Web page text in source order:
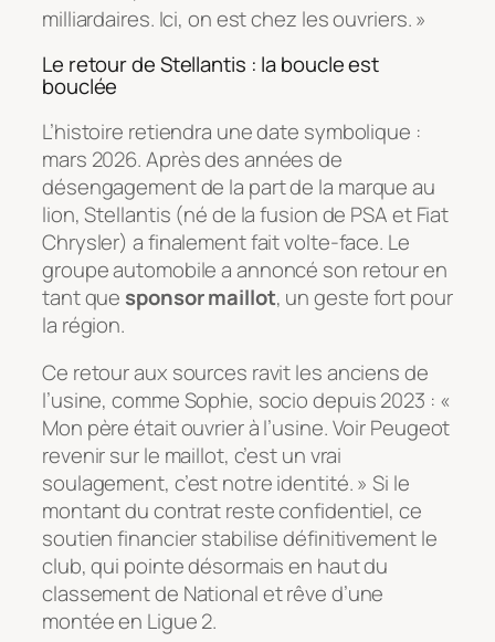
milliardaires. Ici, on est chez les ouvriers. »
Le retour de Stellantis : la boucle est
bouclée
L’histoire retiendra une date symbolique :
mars 2026. Après des années de
désengagement de la part de la marque au
lion, Stellantis (né de la fusion de PSA et Fiat
Chrysler) a finalement fait volte-face. Le
groupe automobile a annoncé son retour en
tant que sponsor maillot, un geste fort pour
la région.
Ce retour aux sources ravit les anciens de
l’usine, comme Sophie, socio depuis 2023 : «
Mon père était ouvrier à l’usine. Voir Peugeot
revenir sur le maillot, c’est un vrai
soulagement, c’est notre identité. » Si le
montant du contrat reste confidentiel, ce
soutien financier stabilise définitivement le
club, qui pointe désormais en haut du
classement de National et rêve d’une
montée en Ligue 2.